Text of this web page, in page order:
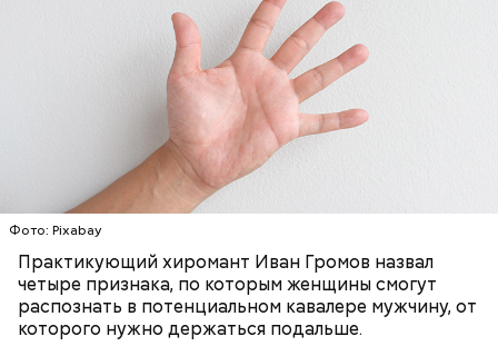
Фото: Pixabay
Практикующий хиромант Иван Громов назвал
четыре признака, по которым женщины смогут
распознать в потенциальном кавалере мужчину, от
которого нужно держаться подальше.
— Заранее предсказать, как объект себя поведет,
невозможно. Если допустить резкое движение,
поток воздуха может увлечь шар за человеком, и
тот будет следовать за ним до тех пор, пока не
угаснет, — объяснил Бычков. — Но чаще всего они
не взрываются. Это редкий случай. Обычно энергия
у них кончается и они затухают.
Вернулся Макеев в Киев в ночь с 3 на 4 мая. По его
словам, ему казалось, что он вернулся домой с
фронта с победой.
Николай-угодник и народный
календарь